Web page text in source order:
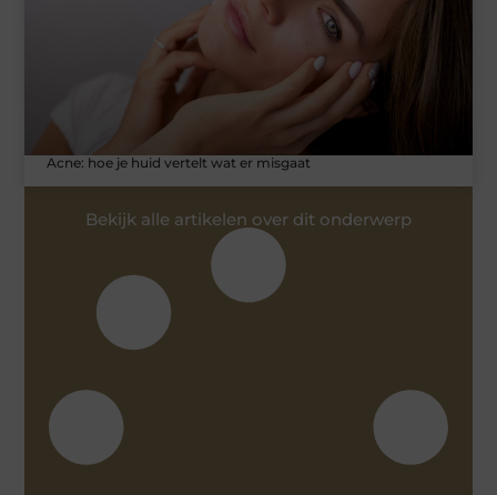
Acne: hoe je huid vertelt wat er misgaat
Bekijk alle artikelen over dit onderwerp